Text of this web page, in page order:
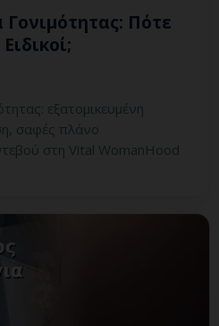
Γονιμότητας: Πότε
εξατομικευμένη
σαφές πλάνο
στη Vital WomanHood